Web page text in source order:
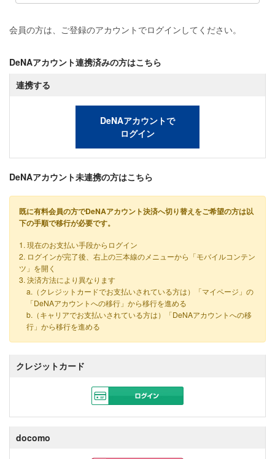
会員の方は、ご登録のアカウントでログインしてください。
DeNAアカウント連携済みの方はこちら
連携する
DeNAアカウントで
ログイン
DeNAアカウント未連携の方はこちら
既に有料会員の方でDeNAアカウント決済へ切り替えをご希望の方は以
下の手順で移行が必要です。
1. 現在のお支払い手段からログイン
2. ログインが完了後、右上の三本線のメニューから「モバイルコンテン
ツ」を開く
3. 決済方法により異なります
a.（クレジットカードでお支払いされている方は）「マイページ」の
「DeNAアカウントへの移行」から移行を進める
b.（キャリアでお支払いされている方は）「DeNAアカウントへの移
行」から移行を進める
クレジットカード
docomo